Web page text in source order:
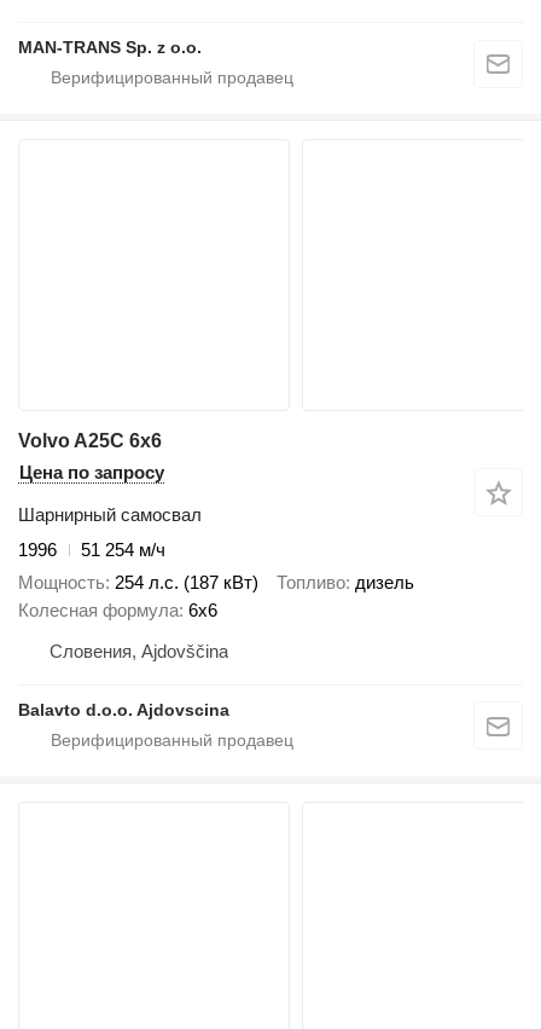
MAN-TRANS Sp. z o.o.
Volvo A25C 6x6
Цена по запросу
Шарнирный самосвал
1996
51 254 м/ч
Мощность 254 л.с. (187 кВт) Топливо дизель
Колесная формула 6x6
Словения, Ajdovščina
Balavto d.o.o. Ajdovscina